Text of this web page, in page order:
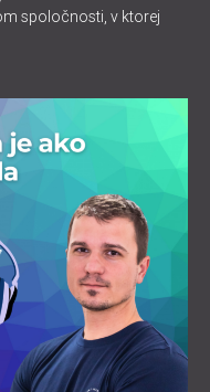
spoločnosti, v ktorej